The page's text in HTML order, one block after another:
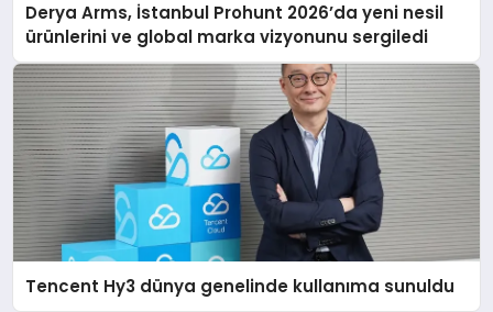
Derya Arms, İstanbul Prohunt 2026’da yeni nesil
ürünlerini ve global marka vizyonunu sergiledi
Tencent Hy3 dünya genelinde kullanıma sunuldu